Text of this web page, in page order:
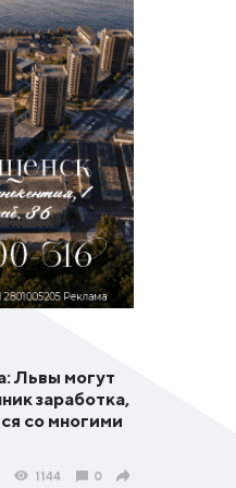
Львы могут
заработка,
со многими
1144 0